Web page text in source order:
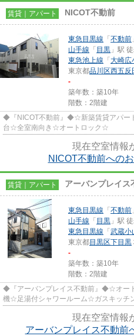
賃貸｜アパート NICOT不動前
東急目黒線 「 不動前
山手線 「 目黒 」駅
東急池上線 「 大崎広
東京都品川区西五反
-
築年数：築10年
階数：2階建
◆『NICOT不動前』◆☆新築賃貸アパー
台☆全室南向き☆オートロック☆
現在空室情報
NICOT不動前への
賃貸｜アパート アーバンプレイス
東急目黒線 「 不動前
山手線 「 目黒 」駅
東急目黒線 「 武蔵小
東京都目黒区下目黒
-
築年数：築10年
階数：2階建
◆『アーバンプレイス不動前』◆☆オー
機☆足湯付シャワールーム☆ガスキッチ
現在空室情報
アーバンプレイス不動前